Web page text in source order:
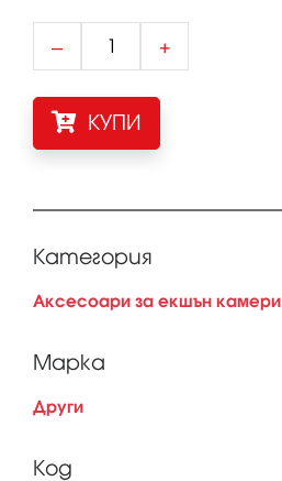
– +
КУПИ
Категория
Аксесоари за екшън камери
Марка
Други
Код